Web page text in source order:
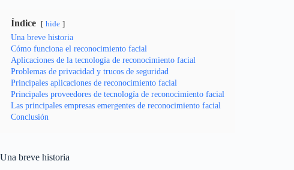
Índice hide
Una breve historia
Cómo funciona el reconocimiento facial
Aplicaciones de la tecnología de reconocimiento facial
Problemas de privacidad y trucos de seguridad
Principales aplicaciones de reconocimiento facial
Principales proveedores de tecnología de reconocimiento facial
Las principales empresas emergentes de reconocimiento facial
Conclusión
Una breve historia